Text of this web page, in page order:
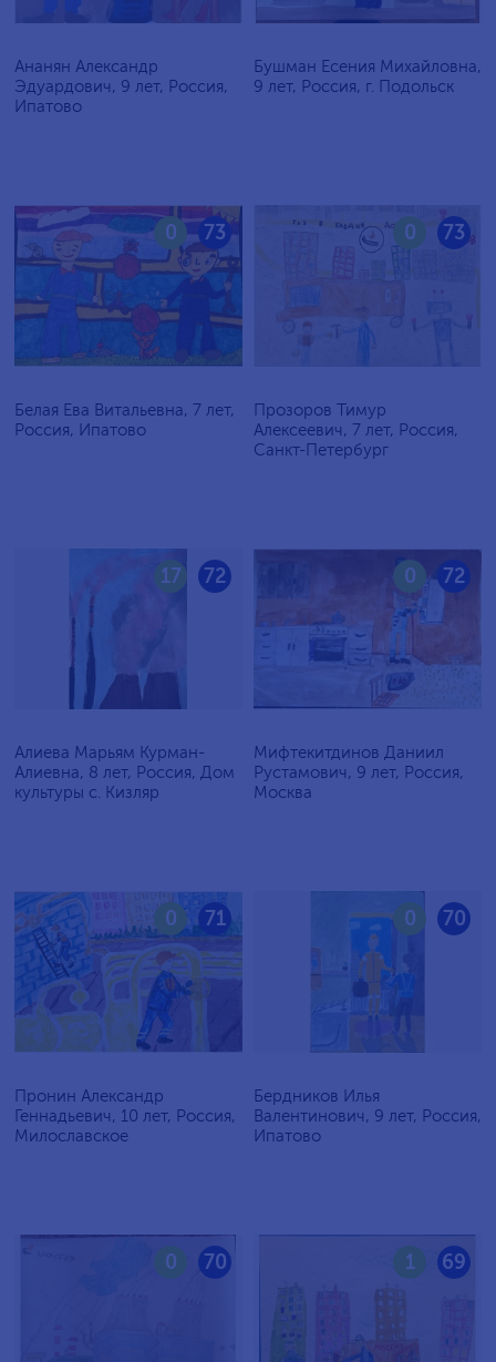
Ананян Александр
Эдуардович, 9 лет, Россия,
Ипатово
Бушман Есения Михайловна,
9 лет, Россия, г. Подольск
73
0
Белая Ева Витальевна, 7 лет,
Россия, Ипатово
73
0
Прозоров Тимур
Алексеевич, 7 лет, Россия,
Санкт-Петербург
72
17
Алиева Марьям Курман-
Алиевна, 8 лет, Россия, Дом
культуры с. Кизляр
72
0
Мифтекитдинов Даниил
Рустамович, 9 лет, Россия,
Москва
71
0
Пронин Александр
Геннадьевич, 10 лет, Россия,
Милославское
70
0
Бердников Илья
Валентинович, 9 лет, Россия,
Ипатово
70
0 69
1